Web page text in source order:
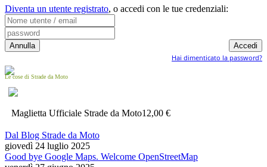
Diventa un utente registrato, o accedi con le tue credenziali:
Hai dimenticato la password?
Le cose di Strade da Moto
Maglietta Ufficiale Strade da Moto12,00 €
Dal Blog Strade da Moto
giovedì 24 luglio 2025
Good bye Google Maps. Welcome OpenStreetMap